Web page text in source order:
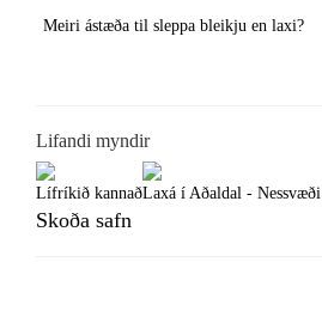
Meiri ástæða til sleppa bleikju en laxi?
Lifandi myndir
Lífríkið kannaðLaxá í Aðaldal - Nessvæði
Skoða safn